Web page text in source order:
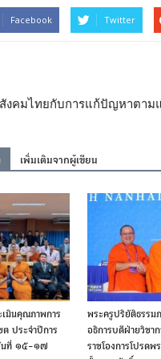
Facebook Twitter
งคมไทยกับการแก้ปัญหาตาม
เพิ่มเติมจากผู้เขียน
มินคุณภาพการ
ต ประจำปีการ
นที่ ๑๕-๑๗
พระครูปริยัติธรร
อธิการบดีฝ่ายวิชา
ราชโองการโปรด